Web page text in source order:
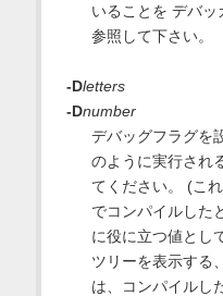
いることを デバッ
参照して下さい。
-Dletters
-Dnumber
デバッグフラグを
のように実行され
てください。 (こ
でコンパイルした
に役に立つ値とし
ツリーを表示する、
は、コンパイルし